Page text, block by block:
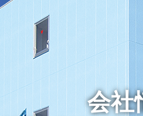
会社